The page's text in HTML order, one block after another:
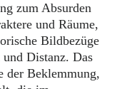
zum Absurden
und Räume,
Bildbezüge
Distanz. Das
der Beklemmung,